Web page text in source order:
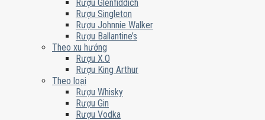
Rượu Glenfiddich
Rượu Singleton
Rượu Johnnie Walker
Rượu Ballantine’s
Theo xu hướng
Rượu X.O
Rượu King Arthur
Theo loại
Rượu Whisky
Rượu Gin
Rượu Vodka